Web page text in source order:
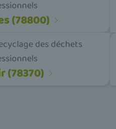
(78800)
des déchets
(78370)